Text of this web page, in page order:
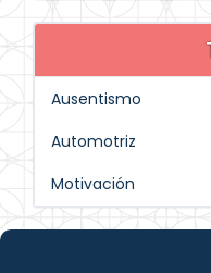
Ausentismo
Automotriz
Motivación